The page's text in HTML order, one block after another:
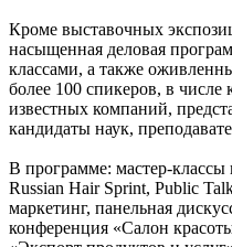
Кроме выставочных
насыщенная деловая
классами, а также
более 100 спикеров, в числе
известных компаний,
кандидаты наук,
В программе: мастер-классы
Russian Hair Sprint, Public
маркетинг, панельная
конференция «Салон